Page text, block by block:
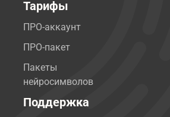
Тарифы
ПРО-аккаунт
ПРО-пакет
Пакеты
нейросимволов
Поддержка